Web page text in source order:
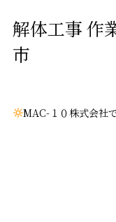
解体工事 作
市
MAC-１０株式会社